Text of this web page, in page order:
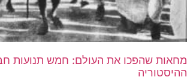
מחאות שהפכו את העולם: חמש תנועות
ההיסטוריה